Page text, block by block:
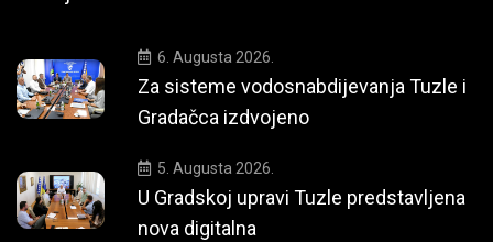
6. Augusta 2026.
Za sisteme vodosnabdijevanja Tuzle i
Gradačca izdvojeno
5. Augusta 2026.
U Gradskoj upravi Tuzle predstavljena
nova digitalna